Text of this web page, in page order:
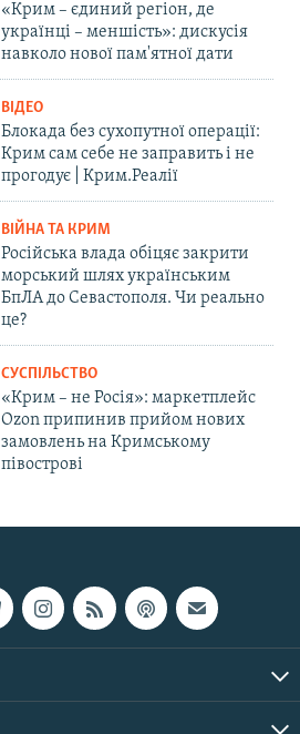
«Крим – єдиний регіон, де
українці – меншість»: дискусія
навколо нової пам'ятної дати
ВІДЕО
Блокада без сухопутної операції:
Крим сам себе не заправить і не
прогодує | Крим.Реалії
ВІЙНА ТА КРИМ
Російська влада обіцяє закрити
морський шлях українським
БпЛА до Севастополя. Чи реально
це?
СУСПІЛЬСТВО
«Крим – не Росія»: маркетплейс
Ozon припинив прийом нових
замовлень на Кримському
півострові